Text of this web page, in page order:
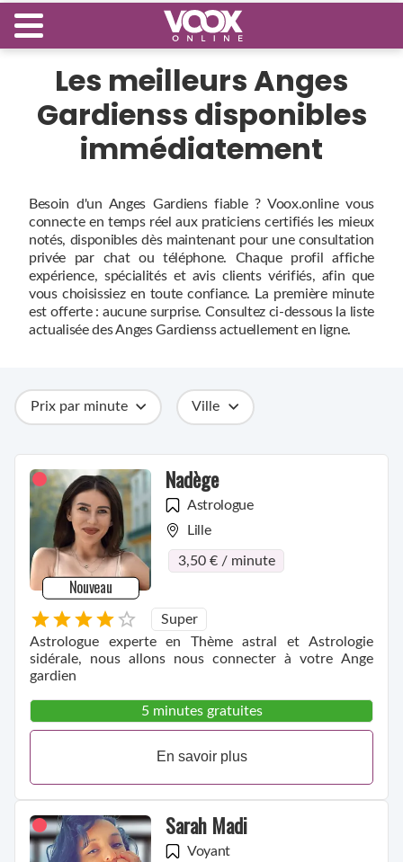
Les meilleurs Anges
Gardienss disponibles
immédiatement
Besoin d'un Anges Gardiens fiable ? Voox.online vous
connecte en temps réel aux praticiens certifiés les mieux
notés, disponibles dès maintenant pour une consultation
privée par chat ou téléphone. Chaque profil affiche
expérience, spécialités et avis clients vérifiés, afin que
vous choisissiez en toute confiance. La première minute
est offerte : aucune surprise. Consultez ci‑dessous la liste
actualisée des Anges Gardienss actuellement en ligne.
Prix par minute
Catégories
Métiers
Compétences
Ville
Nouveau
Nadège
Astrologue
Lille
3,50 € / minute
Super
Astrologue experte en Thème astral et Astrologie
sidérale, nous allons nous connecter à votre Ange
gardien
5 minutes gratuites
En savoir plus
Sarah Madi
Voyant